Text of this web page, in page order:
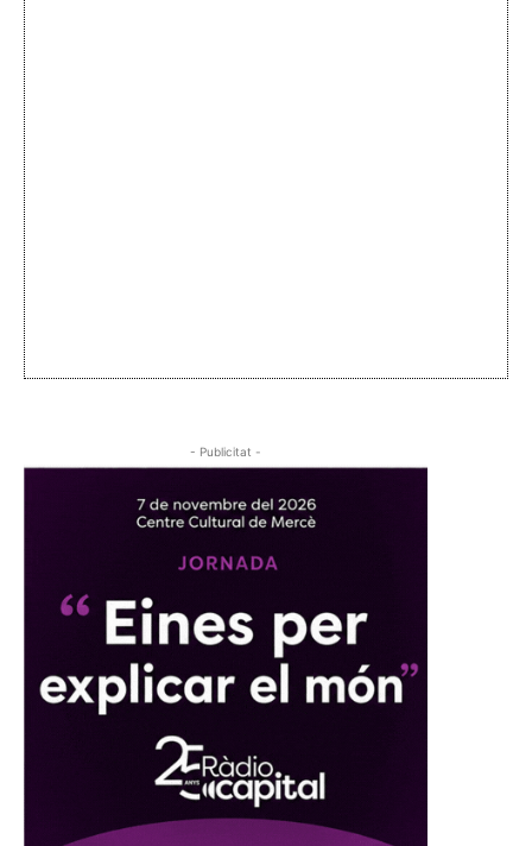
- Publicitat -